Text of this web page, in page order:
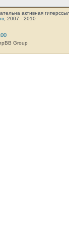
активная
, 2007 - 2010
Group